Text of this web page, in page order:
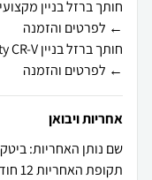
← לפרטים והזמנה
אחריות ויבואן
שם נותן האחריות: ביטק
תקופת האחריות 12 חודשים